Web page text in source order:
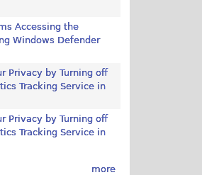
Accessing the
Windows Defender
Privacy by Turning off
Tracking Service in
Privacy by Turning off
Tracking Service in
more